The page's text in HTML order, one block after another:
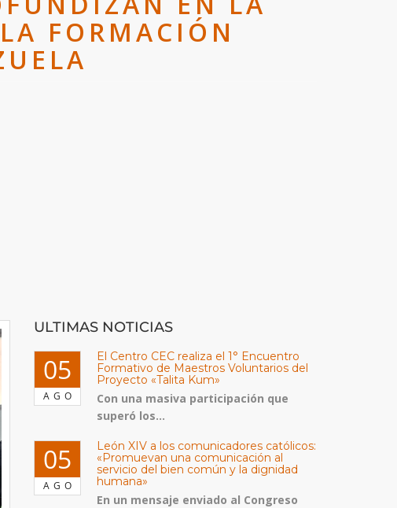
FORMACIÓN
ULTIMAS NOTICIAS
05
AGO
El Centro CEC realiza el 1° Encuentro
Formativo de Maestros Voluntarios del
Proyecto «Talita Kum»
Con una masiva participación que
superó los...
05
AGO
León XIV a los comunicadores católicos:
«Promuevan una comunicación al
servicio del bien común y la dignidad
humana»
En un mensaje enviado al Congreso